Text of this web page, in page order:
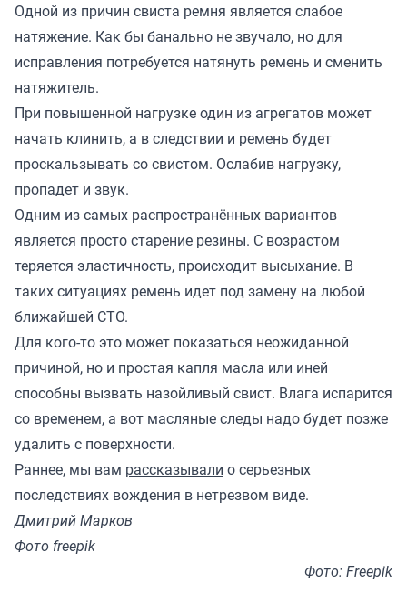
Одной из причин свиста ремня является слабое
натяжение. Как бы банально не звучало, но для
исправления потребуется натянуть ремень и сменить
натяжитель.
При повышенной нагрузке один из агрегатов может
начать клинить, а в следствии и ремень будет
проскальзывать со свистом. Ослабив нагрузку,
пропадет и звук.
Одним из самых распространённых вариантов
является просто старение резины. С возрастом
теряется эластичность, происходит высыхание. В
таких ситуациях ремень идет под замену на любой
ближайшей СТО.
Для кого-то это может показаться неожиданной
причиной, но и простая капля масла или иней
способны вызвать назойливый свист. Влага испарится
со временем, а вот масляные следы надо будет позже
удалить с поверхности.
Раннее, мы вам рассказывали о серьезных
последствиях вождения в нетрезвом виде.
Дмитрий Марков
Фото freepik
Фото: Freepik